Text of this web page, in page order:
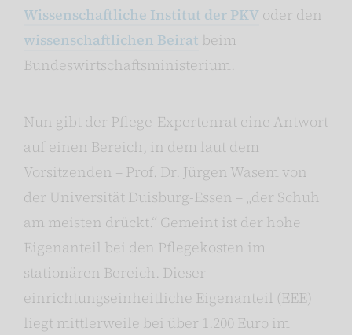
Wissenschaftliche Institut der PKV oder den
wissenschaftlichen Beirat beim
Bundeswirtschaftsministerium.
Nun gibt der Pflege-Expertenrat eine Antwort
auf einen Bereich, in dem laut dem
Vorsitzenden – Prof. Dr. Jürgen Wasem von
der Universität Duisburg-Essen – „der Schuh
am meisten drückt.“ Gemeint ist der hohe
Eigenanteil bei den Pflegekosten im
stationären Bereich. Dieser
einrichtungseinheitliche Eigenanteil (EEE)
liegt mittlerweile bei über 1.200 Euro im